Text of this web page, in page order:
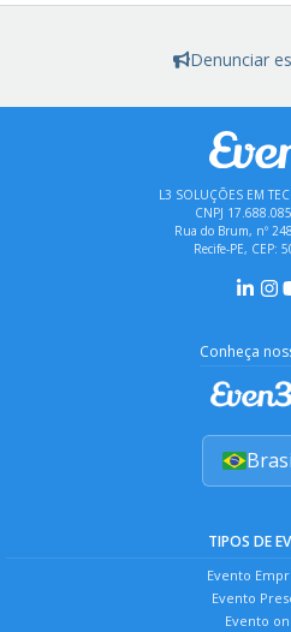
Denunciar
L3 SOLUÇÕES EM
CNPJ
Rua do Brum, nº
Recife-PE, CEP:
Conheça
TIPOS DE
Evento
Evento
Evento